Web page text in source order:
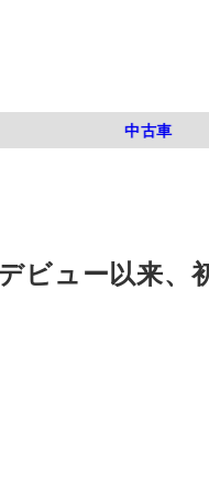
中古車
ビュー以来、